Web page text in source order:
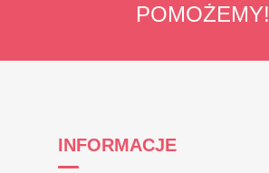
POMOŻEMY!
INFORMACJE